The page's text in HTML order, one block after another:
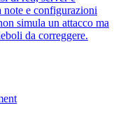
e configurazioni
simula un attacco ma
da correggere.